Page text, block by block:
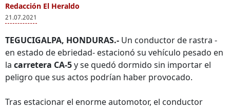
Redacción El Heraldo
21.07.2021
TEGUCIGALPA, HONDURAS.- Un conductor de rastra -
en estado de ebriedad- estacionó su vehículo pesado en
la carretera CA-5y se quedó dormido sin importar el
peligro que sus actos podrían haber provocado.
Tras estacionar el enorme automotor, el conductor